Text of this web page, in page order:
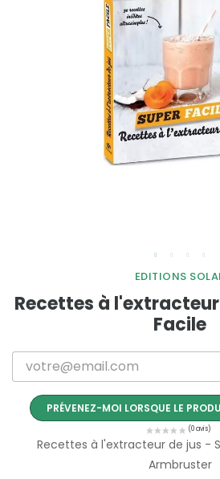
EDITIONS
Recettes à
Facile
PRÉVENEZ-MOI LORSQUE LE
Recettes à l'extracteur de jus -
Armbruster